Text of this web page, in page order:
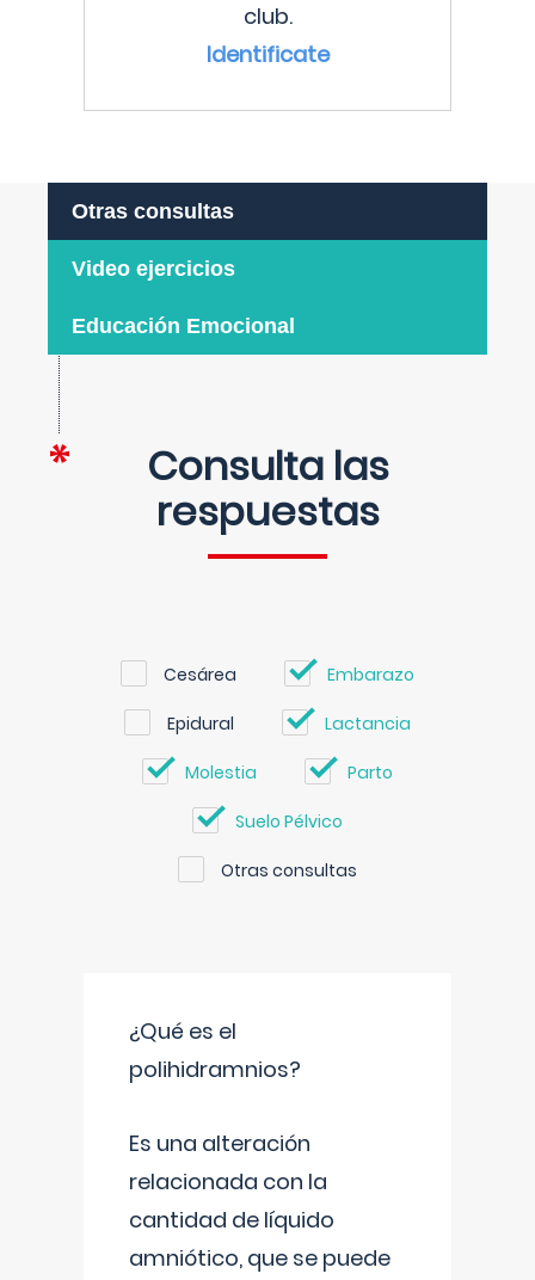
club.
Identificate
Otras consultas
Video ejercicios
Educación Emocional
Consulta las
respuestas
Cesárea Embarazo
Epidural Lactancia
Molestia Parto
Suelo Pélvico
Otras consultas
¿Qué es el
polihidramnios?
Es una alteración
relacionada con la
cantidad de líquido
amniótico, que se puede